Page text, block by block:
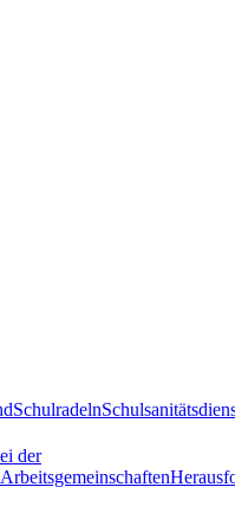
Schulradeln
der
Arbeitsgemeinschaften